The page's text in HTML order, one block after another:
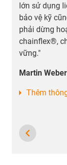
thống
chỉ
truyền
chịu
IDS